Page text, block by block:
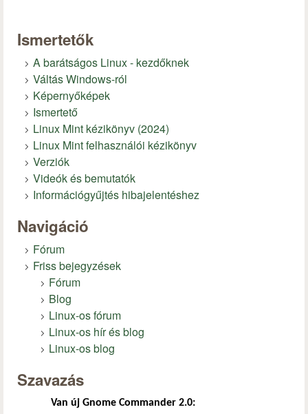
Ismertetők
A barátságos Linux - kezdőknek
Váltás Windows-ról
Képernyőképek
Ismertető
Linux Mint kézikönyv (2024)
Linux Mint felhasználói kézikönyv
Verziók
Videók és bemutatók
Információgyűjtés hibajelentéshez
Navigáció
Fórum
Friss bejegyzések
Fórum
Blog
Linux-os fórum
Linux-os hír és blog
Linux-os blog
Szavazás
Van új Gnome Commander 2.0: